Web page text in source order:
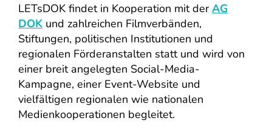
LETsDOK findet in Kooperation mit derAG
DOK und zahlreichen Filmverbänden,
Stiftungen, politischen Institutionen und
regionalen Förderanstalten statt und wird von
einer breit angelegten Social-Media-
Kampagne, einer Event-Website und
vielfältigen regionalen wie nationalen
Medienkooperationen begleitet.